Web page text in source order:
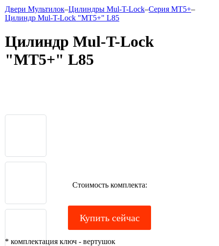
Двери Мультилок–Цилиндры Mul-T-Lock–Серия MT5+–
Цилиндр Mul-T-Lock "MT5+" L85
Цилиндр Mul-T-Lock
"MT5+" L85
Стоимость комплекта:
Купить сейчас
* комплектация ключ - вертушок